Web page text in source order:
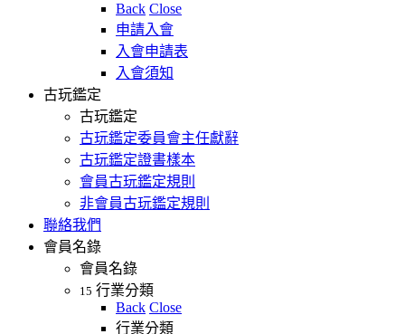
Back Close
申請入會
入會申請表
入會須知
古玩鑑定
古玩鑑定
古玩鑑定委員會主任獻辭
古玩鑑定證書樣本
會員古玩鑑定規則
非會員古玩鑑定規則
聯絡我們
會員名錄
會員名錄
15 行業分類
Back Close
行業分類